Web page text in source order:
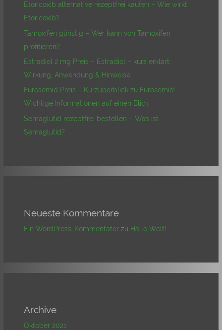
Etoricoxib alternative rezeptfrei kaufen – Wie wirkt
Etoricoxib?
Tamoxifen günstig – Wer kann von Tamoxifen
profitieren?
Estradiol 2 mg Preis – Estradiol – kurz erklärt:
Wirkung, Anwendung & Hinweise
Furosemid Preis – Kurzüberblick zu Furosemid:
Wichtige Informationen auf einen Blick
Semaglutid rezeptfrei bestellen – Was ist
Semaglutid?
Neueste Kommentare
Ein WordPress-Kommentator zu Hallo Welt!
Archive
Oktober 2021